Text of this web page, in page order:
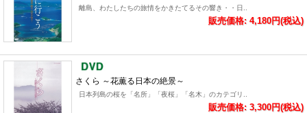
離島、わたしたちの旅情をかきたてるその響き・・日..
販売価格: 4,180円(税込)
さくら ～花薫る日本の絶景～
日本列島の桜を「名所」「夜桜」「名木」のカテゴリ..
販売価格: 3,300円(税込)